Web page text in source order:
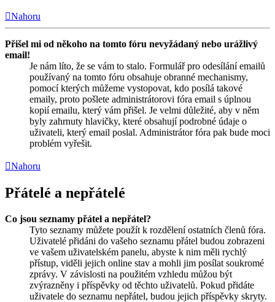
Nahoru
Přišel mi od někoho na tomto fóru nevyžádaný nebo urážlivý
email!
Je nám líto, že se vám to stalo. Formulář pro odesílání emailů
používaný na tomto fóru obsahuje obranné mechanismy,
pomocí kterých můžeme vystopovat, kdo posílá takové
emaily, proto pošlete administrátorovi fóra email s úplnou
kopií emailu, který vám přišel. Je velmi důležité, aby v něm
byly zahrnuty hlavičky, které obsahují podrobné údaje o
uživateli, který email poslal. Administrátor fóra pak bude moci
problém vyřešit.
Nahoru
Přátelé a nepřátelé
Co jsou seznamy přátel a nepřátel?
Tyto seznamy můžete použít k rozdělení ostatních členů fóra.
Uživatelé přidáni do vašeho seznamu přátel budou zobrazeni
ve vašem uživatelském panelu, abyste k nim měli rychlý
přístup, viděli jejich online stav a mohli jim posílat soukromé
zprávy. V závislosti na použitém vzhledu můžou být
zvýrazněny i příspěvky od těchto uživatelů. Pokud přidáte
uživatele do seznamu nepřátel, budou jejich příspěvky skryty.